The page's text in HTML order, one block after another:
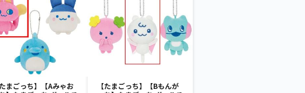
たまごっち】【Aみゃお
【たまごっち】【Bもんが